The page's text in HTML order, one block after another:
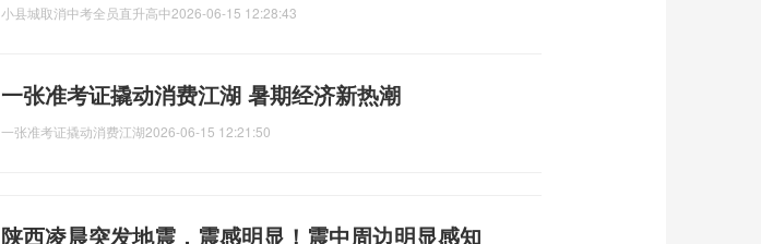
小县城取消中考全员直升高中2026-06-15 12:28:43
一张准考证撬动消费江湖 暑期经济新热潮
一张准考证撬动消费江湖2026-06-15 12:21:50
陕西凌晨突发地震，震感明显！震中周边明显感知